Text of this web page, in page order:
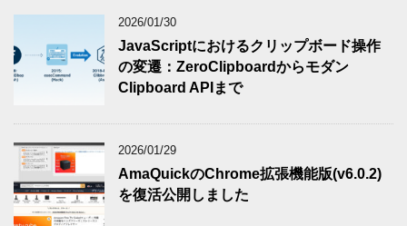
2026/01/30
JavaScriptにおけるクリップボード操作
の変遷：ZeroClipboardからモダン
Clipboard APIまで
2026/01/29
AmaQuickのChrome拡張機能版(v6.0.2)
を復活公開しました